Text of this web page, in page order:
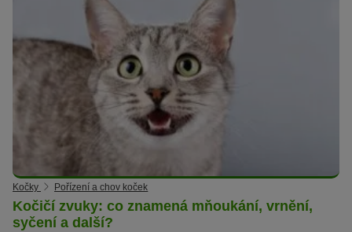
Kočky Pořízení a chov koček
Kočičí zvuky: co znamená mňoukání, vrnění,
syčení a další?